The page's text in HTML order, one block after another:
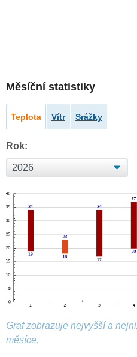
Měsíční statistiky
Teplota Vítr Srážky
Rok:
Graf zobrazuje nejvyšší a
měsíce.